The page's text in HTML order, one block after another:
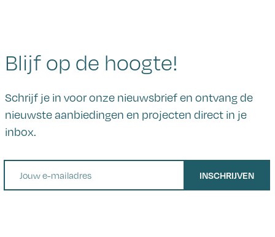
Blijf op de hoogte!
Schrijf je in voor onze nieuwsbrief en ontvang de
nieuwste aanbiedingen en projecten direct in je
inbox.
INSCHRIJVEN